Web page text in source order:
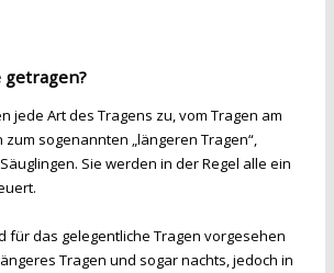
getragen?
jede Art des Tragens zu, vom Tragen am
zum sogenannten „längeren Tragen“,
Sie werden in der Regel alle ein
für das gelegentliche Tragen vorgesehen
Tragen und sogar nachts, jedoch in